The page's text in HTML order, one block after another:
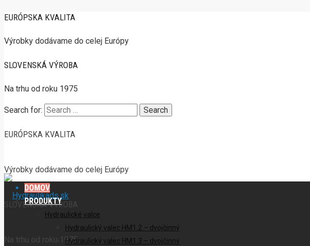
EURÓPSKA KVALITA
Výrobky dodávame do celej Európy
SLOVENSKÁ VÝROBA
Na trhu od roku 1975
Search for:
EURÓPSKA KVALITA
Výrobky dodávame do celej Európy
SLOVENSKÁ VÝROBA
Na trhu od roku 1975
DOMOV
PRODUKTY
Hydraulické valce
Hydraulický valec HM1.2 – dvojčinný
Hydraulický valec HM1.3 – dvojčinný